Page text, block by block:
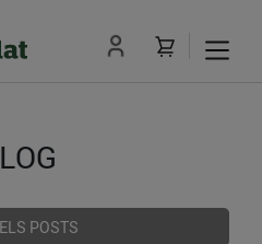
POSTS